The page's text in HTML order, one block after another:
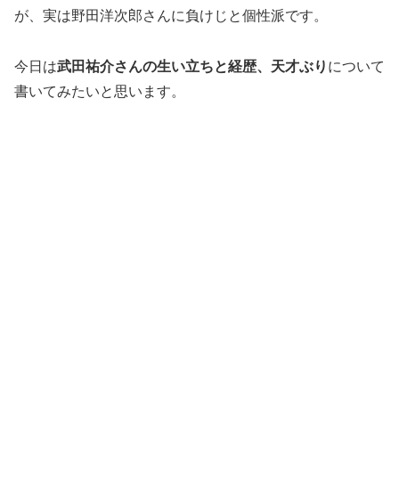
が、実は野田洋次郎さんに負けじと個性派です。
今日は武田祐介さんの生い立ちと経歴、天才ぶり について
書いてみたいと思います。